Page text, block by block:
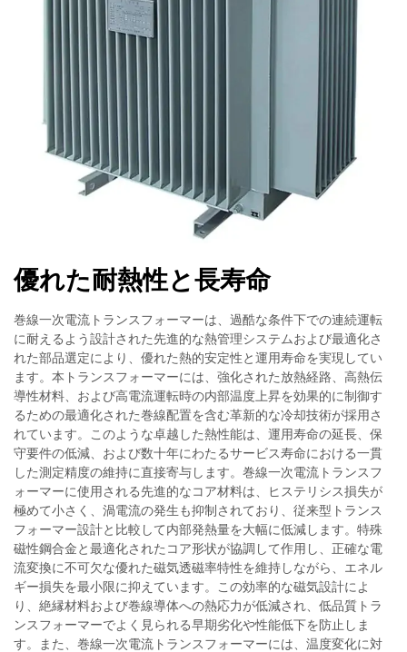
優れた耐熱性と長寿命
巻線一次電流トランスフォーマーは、過酷な条件下での連続運転
に耐えるよう設計された先進的な熱管理システムおよび最適化さ
れた部品選定により、優れた熱的安定性と運用寿命を実現してい
ます。本トランスフォーマーには、強化された放熱経路、高熱伝
導性材料、および高電流運転時の内部温度上昇を効果的に制御す
るための最適化された巻線配置を含む革新的な冷却技術が採用さ
れています。このような卓越した熱性能は、運用寿命の延長、保
守要件の低減、および数十年にわたるサービス寿命における一貫
した測定精度の維持に直接寄与します。巻線一次電流トランスフ
ォーマーに使用される先進的なコア材料は、ヒステリシス損失が
極めて小さく、渦電流の発生も抑制されており、従来型トランス
フォーマー設計と比較して内部発熱量を大幅に低減します。特殊
磁性鋼合金と最適化されたコア形状が協調して作用し、正確な電
流変換に不可欠な優れた磁気透磁率特性を維持しながら、エネル
ギー損失を最小限に抑えています。この効率的な磁気設計によ
り、絶縁材料および巻線導体への熱応力が低減され、低品質トラ
ンスフォーマーでよく見られる早期劣化や性能低下を防止しま
す。また、巻線一次電流トランスフォーマーには、温度変化に対